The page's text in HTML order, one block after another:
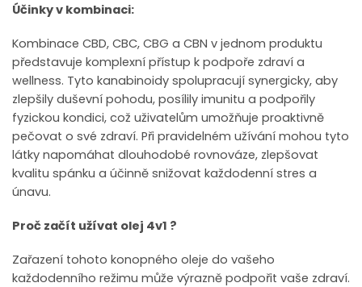
Účinky v kombinaci:
Kombinace CBD, CBC, CBG a CBN v jednom produktu
představuje komplexní přístup k podpoře zdraví a
wellness. Tyto kanabinoidy spolupracují synergicky, aby
zlepšily duševní pohodu, posílily imunitu a podpořily
fyzickou kondici, což uživatelům umožňuje proaktivně
pečovat o své zdraví. Při pravidelném užívání mohou tyto
látky napomáhat dlouhodobé rovnováze, zlepšovat
kvalitu spánku a účinně snižovat každodenní stres a
únavu.
Proč začít užívat olej 4v1 ?
Zařazení tohoto konopného oleje do vašeho
každodenního režimu může výrazně podpořit vaše zdraví.